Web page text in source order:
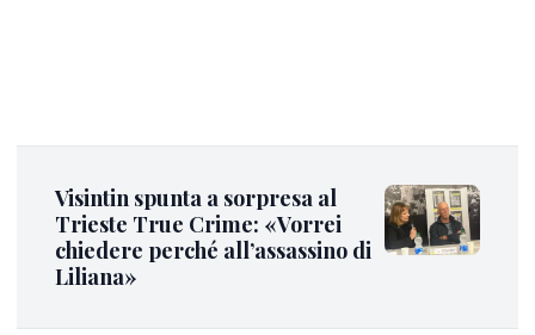
Visintin spunta a sorpresa al
Trieste True Crime: «Vorrei
chiedere perché all’assassino di
Liliana»